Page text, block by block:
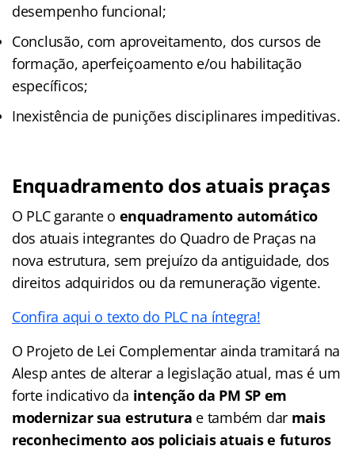
desempenho funcional;
Conclusão, com aproveitamento, dos cursos de
formação, aperfeiçoamento e/ou habilitação
específicos;
Inexistência de punições disciplinares impeditivas.
Enquadramento dos atuais praças
O PLC garante o enquadramento automático
dos atuais integrantes do Quadro de Praças na
nova estrutura, sem prejuízo da antiguidade, dos
direitos adquiridos ou da remuneração vigente.
Confira aqui o texto do PLC na íntegra!
O Projeto de Lei Complementar ainda tramitará na
Alesp antes de alterar a legislação atual, mas é um
forte indicativo da intenção da PM SP em
modernizar sua estrutura e também dar mais
reconhecimento aos policiais atuais e futuros